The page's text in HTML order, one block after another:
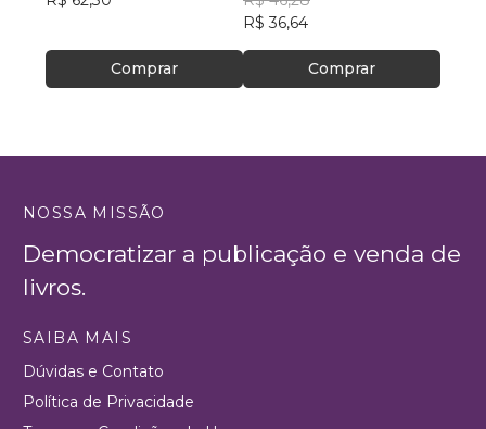
Comprar
R$ 36,64
Comprar
NOSSA MISSÃO
Democratizar a publicação e venda de
livros.
SAIBA MAIS
Dúvidas e Contato
Política de Privacidade